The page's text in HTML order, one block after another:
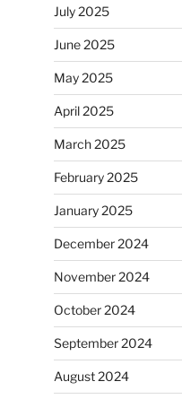
July 2025
June 2025
May 2025
April 2025
March 2025
February 2025
January 2025
December 2024
November 2024
October 2024
September 2024
August 2024